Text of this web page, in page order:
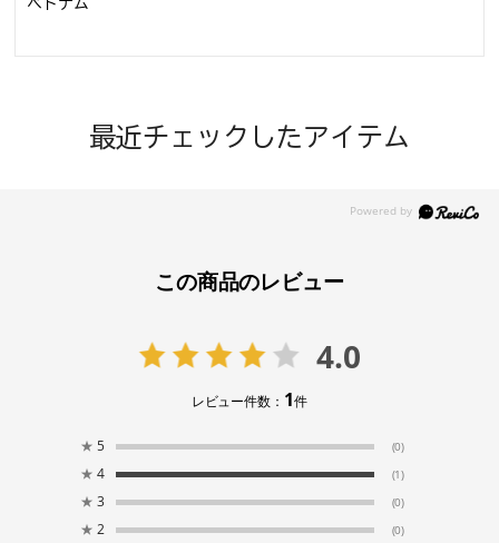
ベトナム
最近チェックしたアイテム
この商品のレビュー
4.0
レビュー件数： 1件
★ 5 (0)
★ 4 (1)
★ 3 (0)
★ 2 (0)